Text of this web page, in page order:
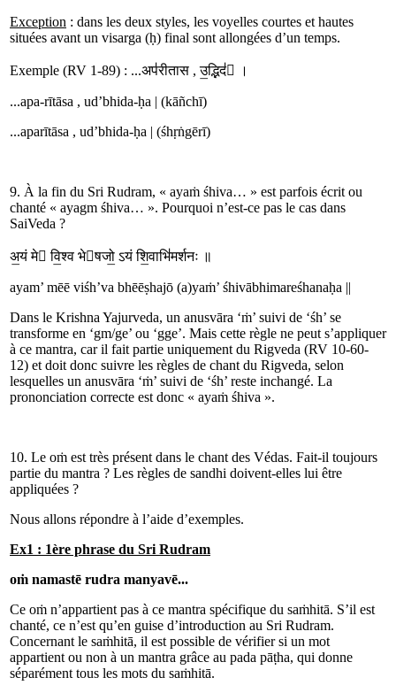
Exception : dans les deux styles, les voyelles courtes et hautes
situées avant un visarga (ḥ) final sont allongées d’un temps.
Exemple (RV 1-89) : ...अप॑रीतास , उ॒द्भिद॑ ।
...apa-rītāsa , ud’bhida-ḥa | (kāñchī)
...aparītāsa , ud’bhida-ḥa | (śhṛṅgērī)
9. À la fin du Sri Rudram, « ayaṁ śhiva… » est parfois écrit ou
chanté « ayagm śhiva… ». Pourquoi n’est-ce pas le cas dans
SaiVeda ?
अ॒यं मे वि॒श्व भेषजो॒ ऽयंशि॒वाभि॑मर्शनः ॥
ayam’ mēē viśh’va bhēēṣhajō (a)yaṁ’ śhivābhimareśhanaḥa ||
Dans le Krishna Yajurveda, un anusvāra ‘ṁ’ suivi de ‘śh’ se
transforme en ‘gm/ge’ ou ‘gge’. Mais cette règle ne peut s’appliquer
à ce mantra, car il fait partie uniquement du Rigveda (RV 10-60-
12) et doit donc suivre les règles de chant du Rigveda, selon
lesquelles un anusvāra ‘ṁ’ suivi de ‘śh’ reste inchangé. La
prononciation correcte est donc « ayaṁ śhiva ».
10. Le oṁ est très présent dans le chant des Védas. Fait-il toujours
partie du mantra ? Les règles de sandhi doivent-elles lui être
appliquées ?
Nous allons répondre à l’aide d’exemples.
Ex1 : 1ère phrase du Sri Rudram
oṁ namastē rudra manyavē...
Ce oṁ n’appartient pas à ce mantra spécifique du saṁhitā. S’il est
chanté, ce n’est qu’en guise d’introduction au Sri Rudram.
Concernant le saṁhitā, il est possible de vérifier si un mot
appartient ou non à un mantra grâce au pada pāṭha, qui donne
séparément tous les mots du saṁhitā.